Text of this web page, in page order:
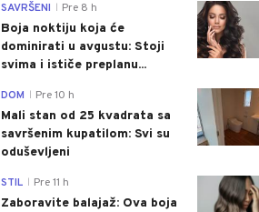
SAVRŠENI Pre 8 h
Boja noktiju koja će
dominirati u avgustu: Stoji
svima i ističe preplanu...
DOM Pre 10 h
Mali stan od 25 kvadrata sa
savršenim kupatilom: Svi su
oduševljeni
STIL Pre 11 h
Zaboravite balajaž: Ova boja